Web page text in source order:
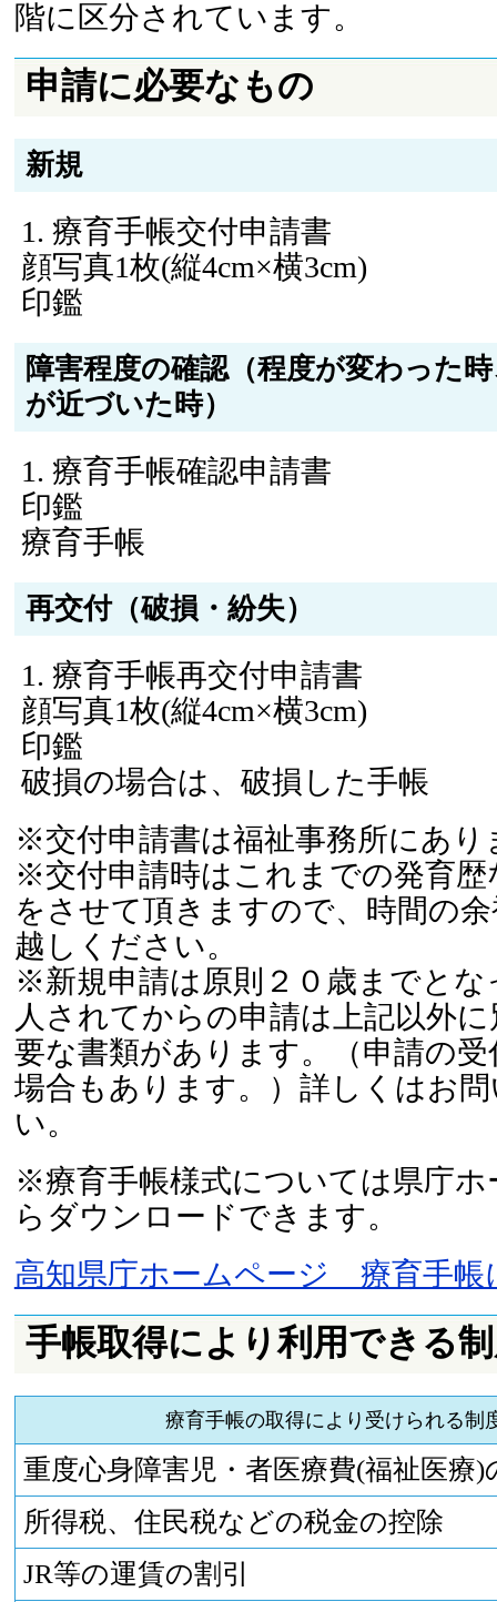
階に区分されています。
申請に必要なもの
新規
療育手帳交付申請書
顔写真1枚(縦4cm×横3cm)
印鑑
障害程度の確認（程度が変わった
が近づいた時）
療育手帳確認申請書
印鑑
療育手帳
再交付（破損・紛失）
療育手帳再交付申請書
顔写真1枚(縦4cm×横3cm)
印鑑
破損の場合は、破損した手帳
※交付申請書は福祉事務所にあり
※交付申請時はこれまでの発育歴
をさせて頂きますので、時間の
越しください。
※新規申請は原則２０歳までとな
人されてからの申請は上記以外
要な書類があります。（申請の
場合もあります。）詳しくはお
い。
※療育手帳様式については県庁ホ
らダウンロードできます。
高知県庁ホームページ 療育手帳
手帳取得により利用できる
療育手帳の取得により受けられる制
重度心身障害児・者医療費(福祉医療)
所得税、住民税などの税金の控除
JR等の運賃の割引